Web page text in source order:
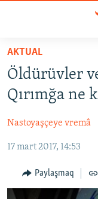
Esas
mündericege
qaytmaq
Baş
navigatsiyağa
qaytmaq
qaytmaq
HABERLER
İQTİSADİYAT
CEMİYET
MEDENİYET
İNSAN AQLARI
VİDEO
AKTUAL
Öldürüvler
Qırımğa ne
Nastoyaşçeye vremâ
17 mart 2017, 14:53
Paylaşmaq